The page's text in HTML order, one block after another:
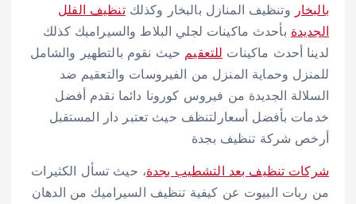
بالبخار وتنظيف المنازل بالبخار وكذلكتنظيف الفلل
الجديدة بأحدث ماكينات لجلي البلاط والسيراميك كذلك
لدينا أحدث ماكينات للتعقيم حيث نقوم بالتطهير والشامل
للمنزل وحماية المنزل من الفيروسات والتعقيم ضد
السلالة الجديدة من فيروس كورونا دائما نقدم أفضل
خدمات بأفضل أسعارلتنظف حيث تعتبر دار المستقبل
أرخص شركة تنظيف بجدة
شركات تنظيف بعد التشطيب بجدة، حيث تسأل الكثيرات
من ربات البيوت عن كيفية تنظيف السيراميك من الدهان